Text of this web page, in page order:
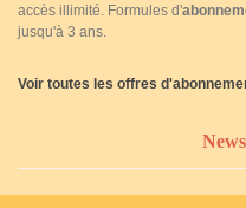
accès illimité. Formules d'
jusqu'à 3 ans.
Voir toutes les offres